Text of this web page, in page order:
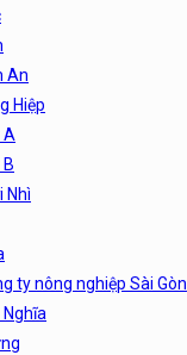
An
Hiệp
A
Nhì
ty nông nghiệp Sài Gòn